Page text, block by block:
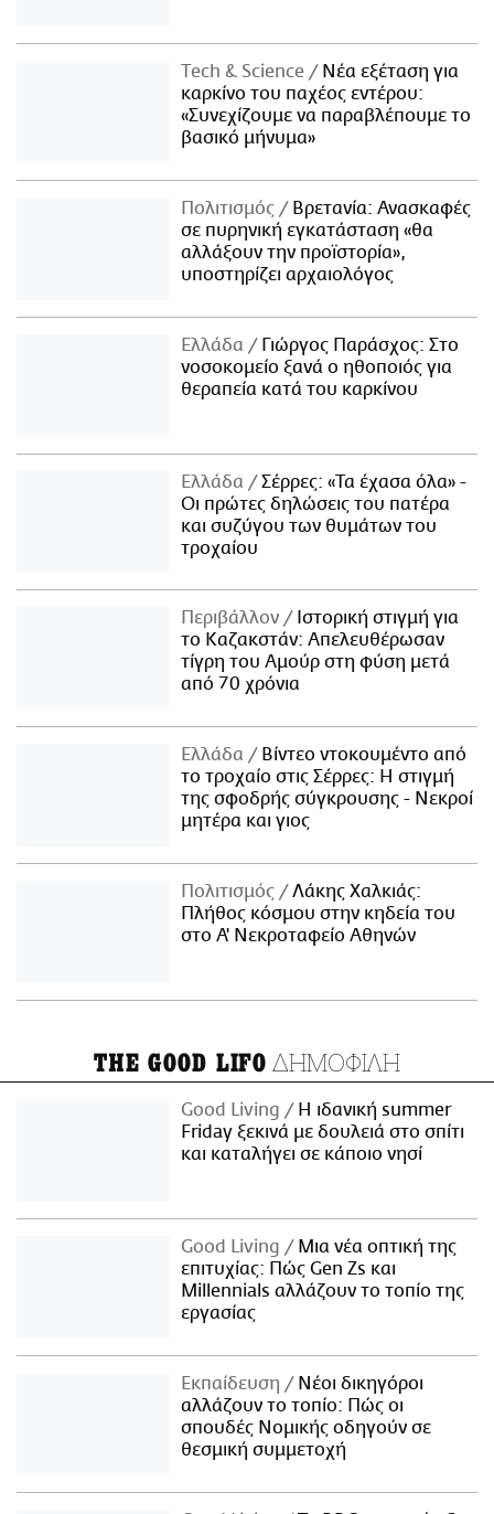
Τech & Science
Νέα εξέταση για
καρκίνο του παχέος εντέρου:
«Συνεχίζουμε να παραβλέπουμε το
βασικό μήνυμα»
Πολιτισμός
Βρετανία: Ανασκαφές
σε πυρηνική εγκατάσταση «θα
αλλάξουν την προϊστορία»,
υποστηρίζει αρχαιολόγος
Ελλάδα
Γιώργος Παράσχος: Στο
νοσοκομείο ξανά ο ηθοποιός για
θεραπεία κατά του καρκίνου
Ελλάδα
Σέρρες: «Τα έχασα όλα» -
Οι πρώτες δηλώσεις του πατέρα
και συζύγου των θυμάτων του
τροχαίου
Περιβάλλον
Ιστορική στιγμή για
το Καζακστάν: Απελευθέρωσαν
τίγρη του Αμούρ στη φύση μετά
από 70 χρόνια
Ελλάδα
Βίντεο ντοκουμέντο από
το τροχαίο στις Σέρρες: Η στιγμή
της σφοδρής σύγκρουσης - Νεκροί
μητέρα και γιος
Πολιτισμός
Λάκης Χαλκιάς:
Πλήθος κόσμου στην κηδεία του
στο Α' Νεκροταφείο Αθηνών
THE GOOD LIFO ΔΗΜΟΦΙΛΗ
Good Living
Η ιδανική summer
Friday ξεκινά με δουλειά στο σπίτι
και καταλήγει σε κάποιο νησί
Good Living
Μια νέα οπτική της
επιτυχίας: Πώς Gen Zs και
Millennials αλλάζουν το τοπίο της
εργασίας
Εκπαίδευση
Νέοι δικηγόροι
αλλάζουν το τοπίο: Πώς οι
σπουδές Νομικής οδηγούν σε
θεσμική συμμετοχή